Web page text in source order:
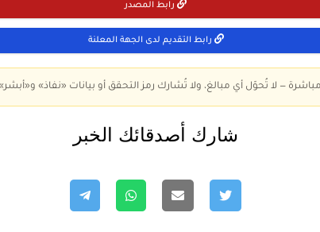
رابط المصدر
رابط التقديم لدى الجهة المعلنة
— لا تُحوّل أي مبالغ، ولا تُشارك رمز التحقق أو بيانات «نفاذ»
شارك أصدقائك الخبر